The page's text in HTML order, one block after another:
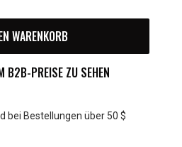
WARENKORB
B2B-PREISE ZU SEHEN
bei Bestellungen über 50 $